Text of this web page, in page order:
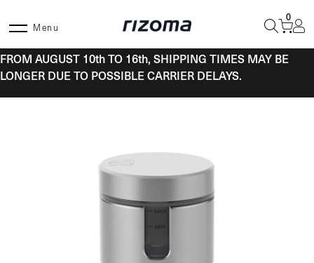
Menu
0
FROM AUGUST 10th TO 16th, SHIPPING TIMES MAY BE
LONGER DUE TO POSSIBLE CARRIER DELAYS.